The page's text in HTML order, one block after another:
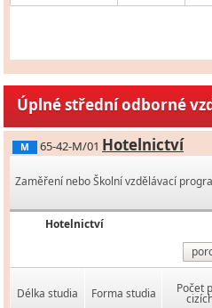
Úplné střední odborné
M 65-42-M/01 Hotelnictví
Zaměření nebo Školní vzdělávací
Hotelnictví
Délka studia Forma studia Počet